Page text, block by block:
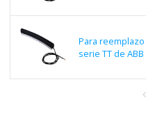
Para
serie TT de ABB